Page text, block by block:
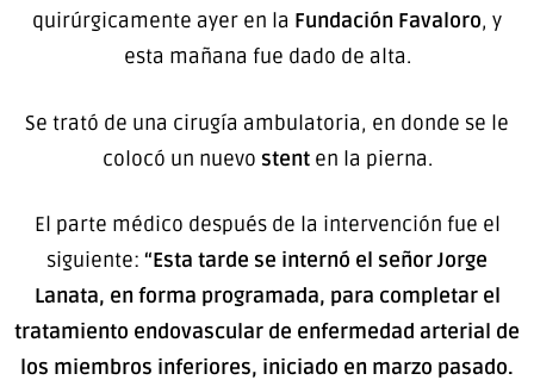
quirúrgicamente ayer en la Fundación Favaloro, y
esta mañana fue dado de alta.
Se trató de una cirugía ambulatoria, en donde se le
colocó un nuevo stenten la pierna.
El parte médico después de la intervención fue el
siguiente: “Esta tarde se internó el señor Jorge
Lanata, en forma programada, para completar el
tratamiento endovascular de enfermedad arterial de
los miembros inferiores, iniciado en marzo pasado.